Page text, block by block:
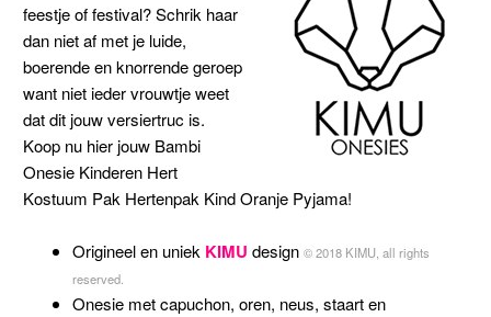
feestje of festival? Schrik haar
dan niet af met je luide,
boerende en knorrende geroep
want niet ieder vrouwtje weet
dat dit jouw versiertruc is.
Koop nu hier jouw Bambi
Onesie Kinderen Hert
Kostuum Pak Hertenpak Kind Oranje Pyjama!
Origineel en uniek KIMU design © 2018 KIMU, all rights
reserved.
Onesie met capuchon, oren, neus, staart en